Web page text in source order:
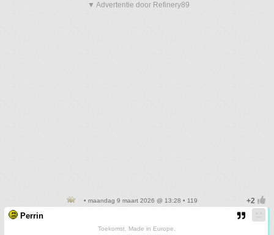
▼ Advertentie door Refinery89
• maandag 9 maart 2026 @ 13:28 • 119
Perrin
Toekomst. Made in Europe.